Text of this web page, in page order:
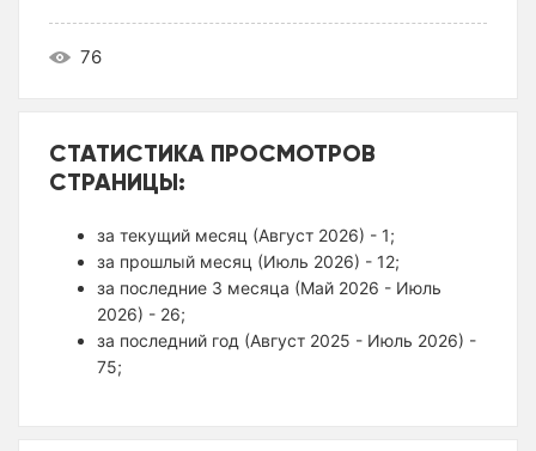
76
СТАТИСТИКА ПРОСМОТРОВ
СТРАНИЦЫ:
за текущий месяц (Август 2026) - 1;
за прошлый месяц (Июль 2026) - 12;
за последние 3 месяца (Май 2026 - Июль
2026) - 26;
за последний год (Август 2025 - Июль 2026) -
75;